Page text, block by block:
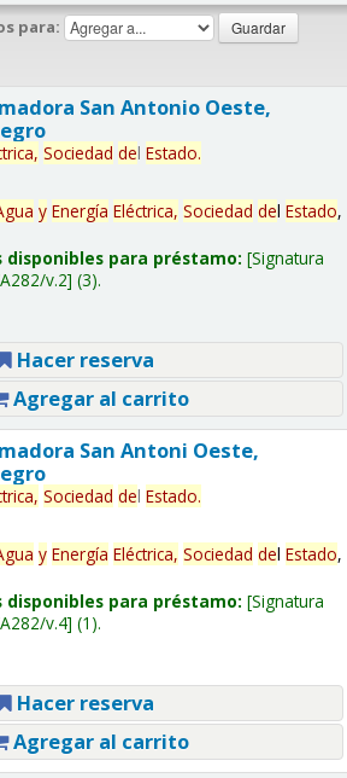
para:
San Antonio Oeste,
Sociedad del Estado.
y Energía Eléctrica, Sociedad del Estado,
disponibles para préstamo: Signatura
v.2 (3).
Hacer reserva
Agregar al carrito
San Antoni Oeste,
Sociedad del Estado.
y Energía Eléctrica, Sociedad del Estado,
disponibles para préstamo: Signatura
v.4 (1).
Hacer reserva
Agregar al carrito